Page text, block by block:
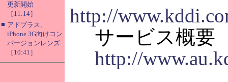
更新開始
［11:14］
■ アドプラス、
iPhone 3G向けコン
バージョンレンズ
［10:41］
http://
サービス概要
http://